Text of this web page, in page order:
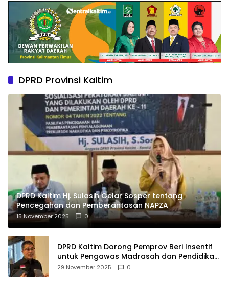
DPRD Provinsi Kaltim
DPRD Kaltim Hj. Sulasih Gelar Sosper tentang
Pencegahan dan Pemberantasan NAPZA
15 November 2025 0
DPRD Kaltim Dorong Pemprov Beri Insentif
untuk Pengawas Madrasah dan Pendidikan
Agama
29 November 2025 0